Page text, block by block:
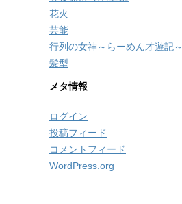
花火
芸能
行列の女神～らーめん才遊記～
髪型
メタ情報
ログイン
投稿フィード
コメントフィード
WordPress.org